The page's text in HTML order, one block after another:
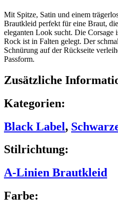
Mit Spitze, Satin und einem
Brautkleid perfekt für eine Braut,
eleganten Look sucht. Die Corsage
Rock ist in Falten gelegt. Der
Schnürung auf der Rückseite
Passform.
Zusätzliche
Kategorien:
Black Label,
Stilrichtung:
A-Linien Brautkleid
Farbe: